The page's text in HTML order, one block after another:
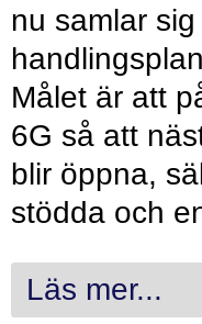
nu samlar
Målet är att
6G så att
blir öppna,
stödda och
Läs mer...